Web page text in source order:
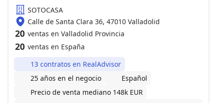
SOTOCASA
Calle de Santa Clara 36, 47010 Valladolid
20 ventas en Valladolid Provincia
20 ventas en España
13 contratos en RealAdvisor
25 años en el negocio
Español
Precio de venta mediano 148k EUR